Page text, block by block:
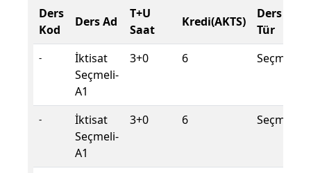
Ders
Kod
Ders Ad
T+U
Saat
Kredi(AKTS)
Ders
Tür
-
İktisat
Seçmeli-
A1
3+0 6 Seçmeli
-
İktisat
Seçmeli-
A1
3+0 6 Seçmeli